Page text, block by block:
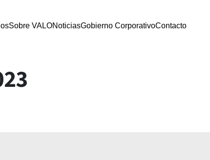
Sobre VALONoticiasGobierno CorporativoContacto